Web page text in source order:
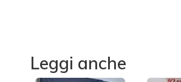
Leggi anche